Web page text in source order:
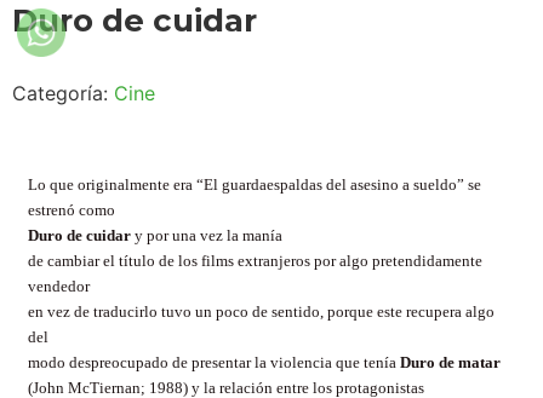
Duro de cuidar
Categoría: Cine
Lo que originalmente era “El guardaespaldas del asesino a sueldo” se
estrenó como
Duro de cuidar y por una vez la manía
de cambiar el título de los films extranjeros por algo pretendidamente
vendedor
en vez de traducirlo tuvo un poco de sentido, porque este recupera algo
del
modo despreocupado de presentar la violencia que tenía Duro de matar
(John McTiernan; 1988) y la relación entre los protagonistas